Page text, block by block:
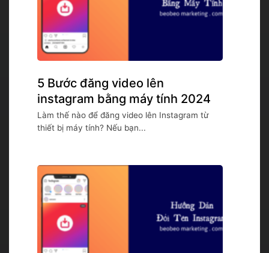
5 Bước đăng video lên
instagram bằng máy tính 2024
Làm thế nào để đăng video lên Instagram từ
thiết bị máy tính? Nếu bạn...